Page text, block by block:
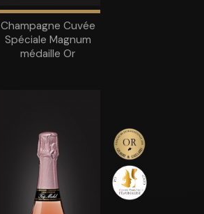
Champagne Cuvée
Spéciale Magnum
médaille Or